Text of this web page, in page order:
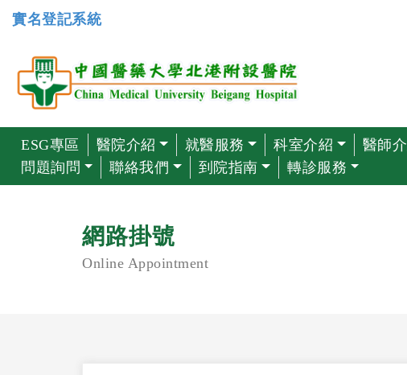
實名登記系統
ESG專區 醫院介紹 就醫服務 科室介紹 醫師
問題詢問
聯絡我們 到院指南 轉診服務
網路掛號
Online Appointment